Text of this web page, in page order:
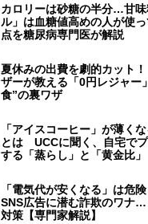
カロリーは砂糖の半分…甘
ル」は血糖値高めの人が使
点を糖尿病専門医が解説
夏休みの出費を劇的カット
ザーが教える「0円レジャー
食”の裏ワザ
「アイスコーヒー」が薄く
とは UCCに聞く、自宅で
する「蒸らし」と「黄金比」
「電気代が安くなる」は危
SNS広告に潜む詐欺のワナ
対策【専門家解説】